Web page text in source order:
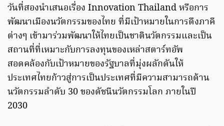
วันที่สองนำเสนอเรื่อง Innovation Thailand หรือการ
พัฒนาเมืองนวัตกรรมของไทย ที่มีเป้าหมายในการดึงภาคี
ต่างๆ เข้ามาร่วมพัฒนาให้ไทยเป็นชาตินวัตกรรมและเป็น
สถานที่ที่เหมาะกับการลงทุนของเหล่าสตาร์ทอัพ
สอดคล้องกับเป้าหมายของรัฐบาลที่มุ่งผลักดันให้
ประเทศไทยก้าวสู่การเป็นประเทศที่มีความสามารถด้าน
นวัตกรรมลำดับ 30 ของดัชนีนวัตกรรมโลก ภายในปี
2030